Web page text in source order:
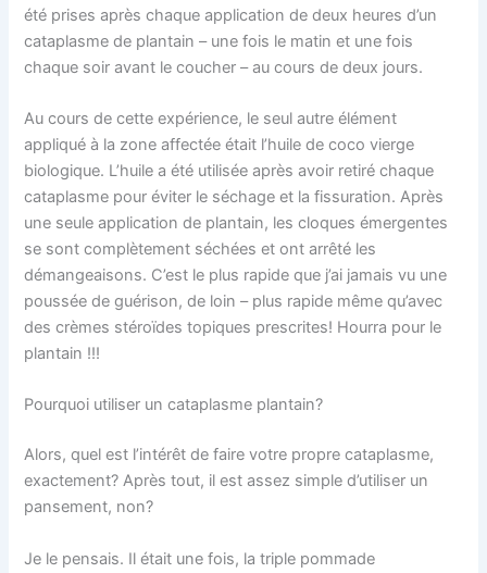
été prises après chaque application de deux heures d’un
cataplasme de plantain – une fois le matin et une fois
chaque soir avant le coucher – au cours de deux jours.
Au cours de cette expérience, le seul autre élément
appliqué à la zone affectée était l’huile de coco vierge
biologique. L’huile a été utilisée après avoir retiré chaque
cataplasme pour éviter le séchage et la fissuration. Après
une seule application de plantain, les cloques émergentes
se sont complètement séchées et ont arrêté les
démangeaisons. C’est le plus rapide que j’ai jamais vu une
poussée de guérison, de loin – plus rapide même qu’avec
des crèmes stéroïdes topiques prescrites! Hourra pour le
plantain !!!
Pourquoi utiliser un cataplasme plantain?
Alors, quel est l’intérêt de faire votre propre cataplasme,
exactement? Après tout, il est assez simple d’utiliser un
pansement, non?
Je le pensais. Il était une fois, la triple pommade